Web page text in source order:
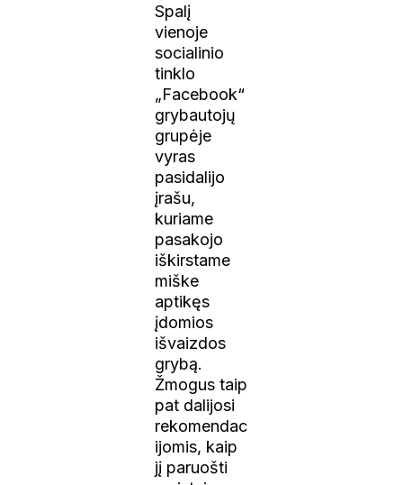
Spalį
vienoje
socialinio
tinklo
„Facebook“
grybautojų
grupėje
vyras
pasidalijo
įrašu,
kuriame
pasakojo
iškirstame
miške
aptikęs
įdomios
išvaizdos
grybą.
Žmogus taip
pat dalijosi
rekomendac
ijomis, kaip
jį paruošti